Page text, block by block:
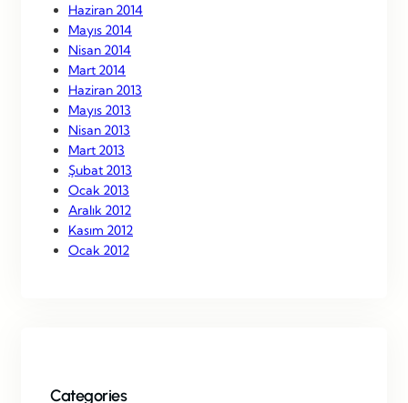
Haziran 2014
Mayıs 2014
Nisan 2014
Mart 2014
Haziran 2013
Mayıs 2013
Nisan 2013
Mart 2013
Şubat 2013
Ocak 2013
Aralık 2012
Kasım 2012
Ocak 2012
Categories